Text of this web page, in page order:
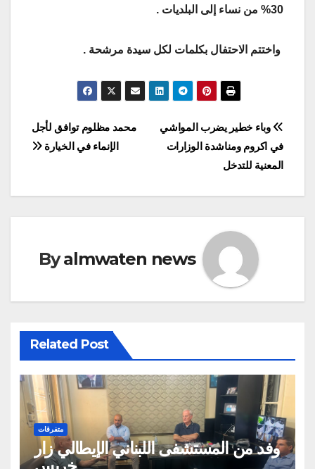
30% من نساء إلى البلديات .
واختتم الاحتفال بكلمات لكل سيدة مرشحة .
Post
navigation
محمد مظلوم توافق لأجل
الإنماء في الخيارة
وباء خطير يضرب المواشي
في اكروم ومناشدة الوزارات
المعنية للتدخل
Byalmwaten news
Related Post
متفرقات
وفد من المستشفى اللبناني الإيطالي زار